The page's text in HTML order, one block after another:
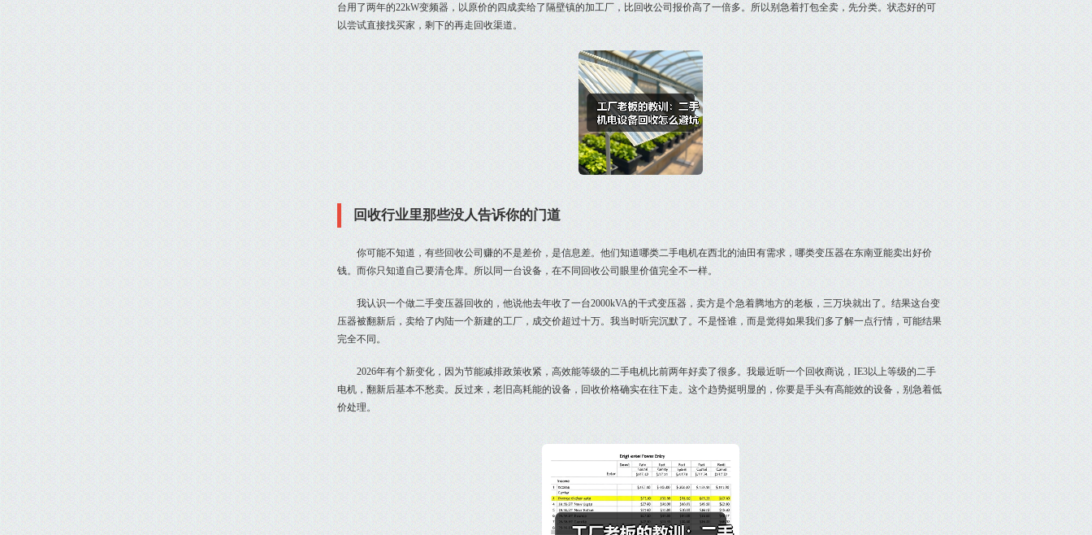
台用了两年的22kW变频器，以原价的四成卖给了隔壁镇的加工厂，比回收公司报价高了一倍多。所以别急着打包全卖，先分类。状态好的可
以尝试直接找买家，剩下的再走回收渠道。
回收行业里那些没人告诉你的门道
你可能不知道，有些回收公司赚的不是差价，是信息差。他们知道哪类二手电机在西北的油田有需求，哪类变压器在东南亚能卖出好价
钱。而你只知道自己要清仓库。所以同一台设备，在不同回收公司眼里价值完全不一样。
我认识一个做二手变压器回收的，他说他去年收了一台2000kVA的干式变压器，卖方是个急着腾地方的老板，三万块就出了。结果这台变
压器被翻新后，卖给了内陆一个新建的工厂，成交价超过十万。我当时听完沉默了。不是怪谁，而是觉得如果我们多了解一点行情，可能结果
完全不同。
2026年有个新变化，因为节能减排政策收紧，高效能等级的二手电机比前两年好卖了很多。我最近听一个回收商说，IE3以上等级的二手
电机，翻新后基本不愁卖。反过来，老旧高耗能的设备，回收价格确实在往下走。这个趋势挺明显的，你要是手头有高能效的设备，别急着低
价处理。